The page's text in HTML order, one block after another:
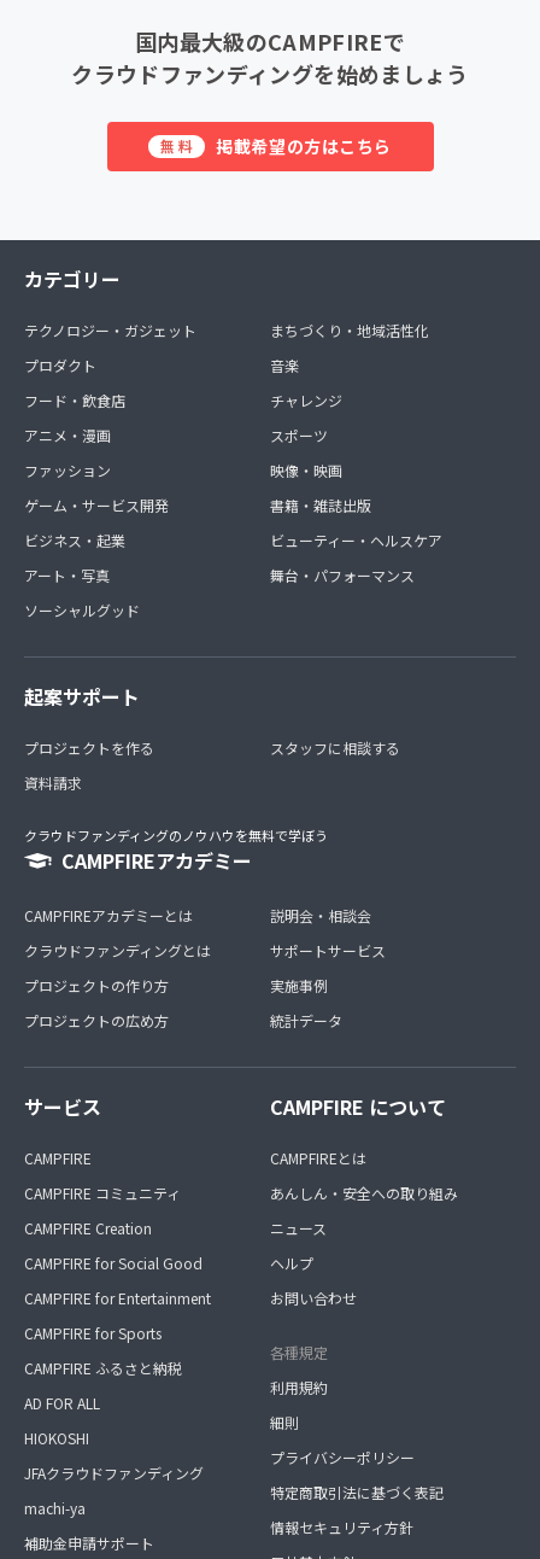
国内最大級のCAMPFIREで
クラウドファンディングを始めましょう
無料 掲載希望の方はこちら
カテゴリー
テクノロジー・ガジェット
プロダクト
フード・飲食店
アニメ・漫画
ファッション
ゲーム・サービス開発
ビジネス・起業
アート・写真
ソーシャルグッド
まちづくり・地域活性化
音楽
チャレンジ
スポーツ
映像・映画
書籍・雑誌出版
ビューティー・ヘルスケア
舞台・パフォーマンス
起案サポート
プロジェクトを作る
資料請求
スタッフに相談する
クラウドファンディングのノウハウを無料で学ぼう
CAMPFIREアカデミー
CAMPFIREアカデミーとは
クラウドファンディングとは
プロジェクトの作り方
プロジェクトの広め方
説明会・相談会
サポートサービス
実施事例
統計データ
サービス
CAMPFIRE
CAMPFIRE コミュニティ
CAMPFIRE Creation
CAMPFIRE for Social Good
CAMPFIRE for Entertainment
CAMPFIRE for Sports
CAMPFIRE ふるさと納税
AD FOR ALL
HIOKOSHI
JFAクラウドファンディング
machi-ya
補助金申請サポート
CAMPFIRE について
CAMPFIREとは
あんしん・安全への取り組み
ニュース
ヘルプ
お問い合わせ
各種規定
利用規約
細則
プライバシーポリシー
特定商取引法に基づく表記
情報セキュリティ方針